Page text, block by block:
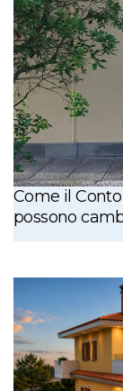
Come il
possono